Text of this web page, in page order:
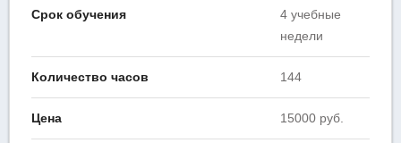
Срок обучения
4 учебные
недели
Количество часов 144
Цена 15000 руб.